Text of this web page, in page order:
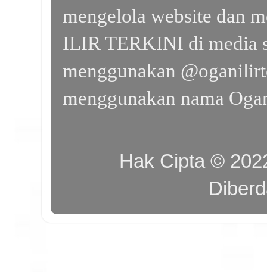
mengelola website dan
ILIR TERKINI di media
menggunakan
menggunakan nama
Hak Cipta ©